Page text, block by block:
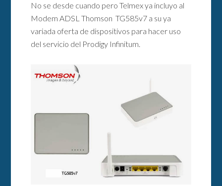
No se desde cuando pero Telmex ya incluyo al
Modem ADSL Thomson TG585v7 a su ya
variada oferta de dispositivos para hacer uso
del servicio del Prodigy Infinitum.